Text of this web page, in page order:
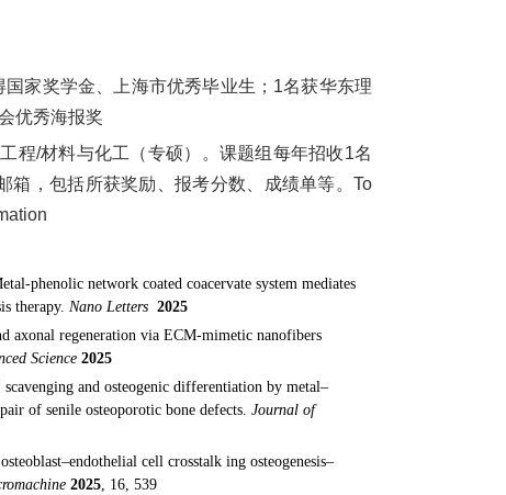
家奖学金、上海市优秀毕业生；1名获华东理
优秀海报奖
程/材料与化工（专硕）。 课题组每年招收1名
，包括所获奖励、报考分数、成绩单等。 To
phenolic network coated coacervate system mediates
therapy. Nano Letters 2025
axonal regeneration via ECM-mimetic nanofibers
Science 2025
and osteogenic differentiation by metal–
of senile osteoporotic bone defects. Journal of
cell crosstalk ing osteogenesis–
2025, 16, 539